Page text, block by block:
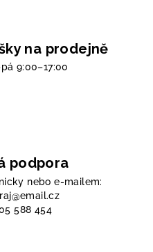
na prodejně
9:00–17:00
podpora
nebo e-mailem:
588 454